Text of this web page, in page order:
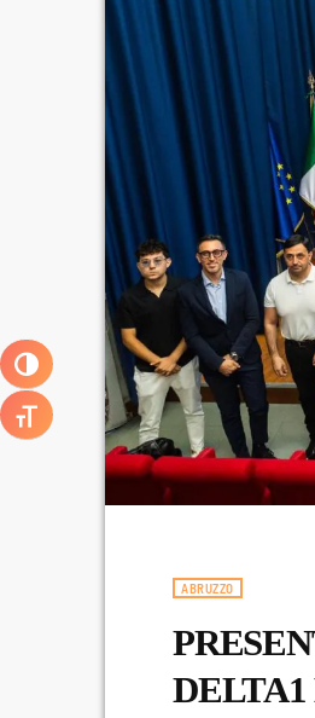
ATTIVA/DISATTIVA ALTO
ATTIVA/DISATTIVA DIMENSIONE
ABRUZZO